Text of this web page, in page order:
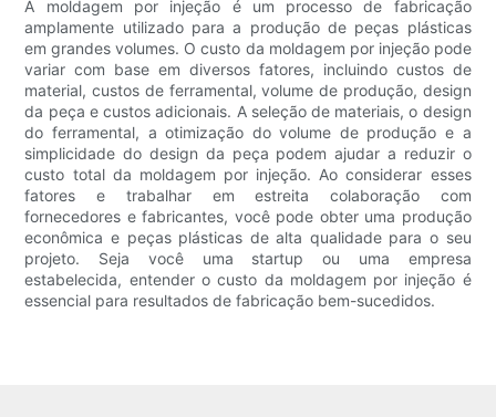
A moldagem por injeção é um processo de fabricação
amplamente utilizado para a produção de peças plásticas
em grandes volumes. O custo da moldagem por injeção pode
variar com base em diversos fatores, incluindo custos de
material, custos de ferramental, volume de produção, design
da peça e custos adicionais. A seleção de materiais, o design
do ferramental, a otimização do volume de produção e a
simplicidade do design da peça podem ajudar a reduzir o
custo total da moldagem por injeção. Ao considerar esses
fatores e trabalhar em estreita colaboração com
fornecedores e fabricantes, você pode obter uma produção
econômica e peças plásticas de alta qualidade para o seu
projeto. Seja você uma startup ou uma empresa
estabelecida, entender o custo da moldagem por injeção é
essencial para resultados de fabricação bem-sucedidos.